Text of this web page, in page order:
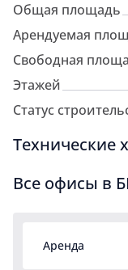
Общая площадь
Арендуемая
Свободная
Этажей
Статус
Технические
Все офисы в
Аренда